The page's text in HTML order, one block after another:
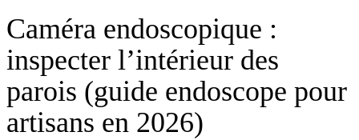
Caméra endoscopique :
inspecter l’intérieur des
parois (guide endoscope pour
artisans en 2026)